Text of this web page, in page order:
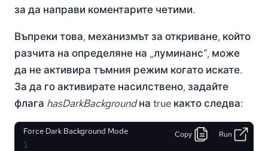
за да направи коментарите четими.
Въпреки това, механизмът за откриване, който
разчита на определяне на „луминанс“, може
да не активира тъмния режим когато искате.
За да го активирате насилствено, задайте
флага hasDarkBackgroundна true както следва:
Force Dark Background Mode Copy Run
1